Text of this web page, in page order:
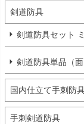
剣道防具
剣道防具セット
剣道防具単品（面
国内仕立て手刺防
手刺剣道防具